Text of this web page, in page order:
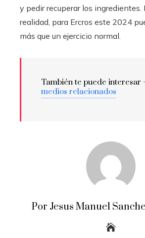
y pedir recuperar los ingredientes.
realidad, para Ercros este 2024
más que un ejercicio normal.
También te puede interesar
medios relacionados
Por Jesus Manuel